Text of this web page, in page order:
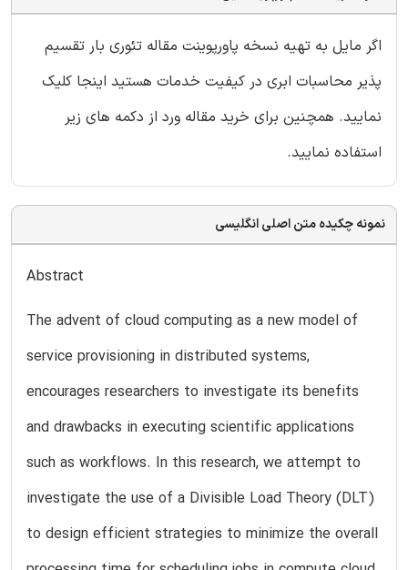
اگر مایل به تهیه نسخه پاورپوینت مقاله تئوری بار تقسیم
پذیر محاسبات ابری در کیفیت خدمات هستید اینجا کلیک
نمایید. همچنین برای خرید مقاله ورد از دکمه های زیر
استفاده نمایید.
نمونه چکیده متن اصلی انگلیسی
Abstract
The advent of cloud computing as a new model of
service provisioning in distributed systems,
encourages researchers to investigate its benefits
and drawbacks in executing scientific applications
such as workflows. In this research, we attempt to
investigate the use of a Divisible Load Theory (DLT)
to design efficient strategies to minimize the overall